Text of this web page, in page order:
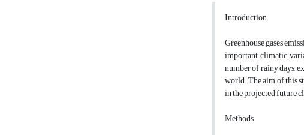
Introduction
Greenhouse gases
important climatic
number of rainy days,
world. The aim of this
in the projected future
Methods